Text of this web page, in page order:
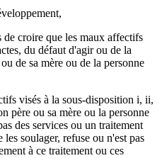
croire que les maux affectifs
du défaut d'agir ou de la
de sa mère ou de la personne
visés à la sous-disposition i, ii,
père ou sa mère ou la personne
des services ou un traitement
soulager, refuse ou n'est pas
à ce traitement ou ces